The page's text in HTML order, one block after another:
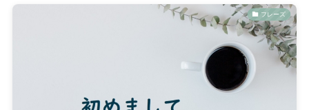
フレーズ